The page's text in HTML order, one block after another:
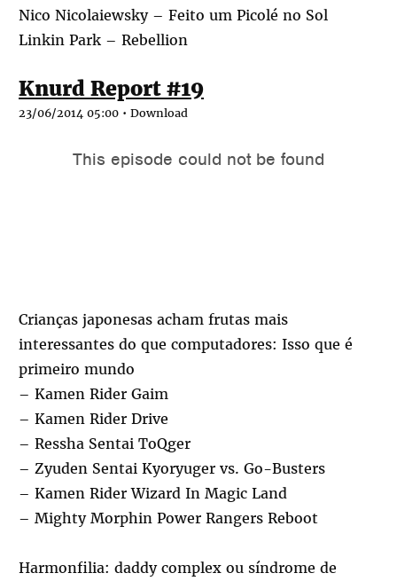
Nico Nicolaiewsky – Feito um Picolé no Sol
Linkin Park – Rebellion
Knurd Report #19
23/06/2014 05:00 • Download
Crianças japonesas acham frutas mais
interessantes do que computadores: Isso que é
primeiro mundo
– Kamen Rider Gaim
– Kamen Rider Drive
– Ressha Sentai ToQger
– Zyuden Sentai Kyoryuger vs. Go-Busters
– Kamen Rider Wizard In Magic Land
– Mighty Morphin Power Rangers Reboot
Harmonfilia: daddy complex ou síndrome de